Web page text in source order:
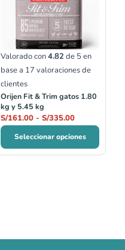
Valorado con4.82de 5 en
base a 17 valoraciones de
clientes
Orijen Fit & Trim gatos 1.80
kg y 5.45 kg
S/161.00 - S/335.00
hasta
S/335.00
Seleccionar opciones